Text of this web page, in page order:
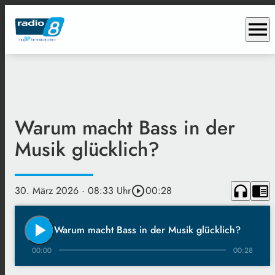
menu
Warum macht Bass in der
Musik glücklich?
30. März 2026 · 08:33 Uhrplay_circle_outline00:28 headphones chrome_reader_mode
play_arrow Warum macht Bass in der Musik glücklich?
00:00 00:28